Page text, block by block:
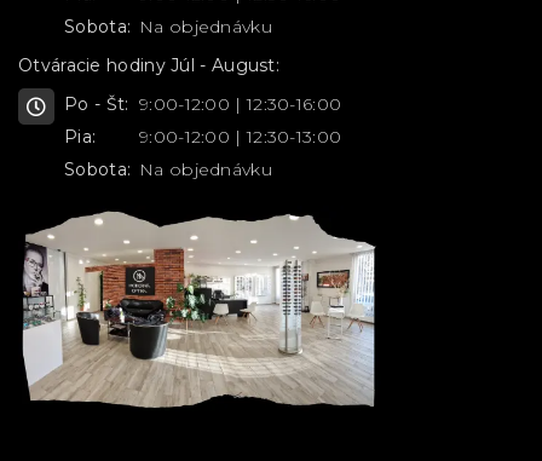
Sobota: Na objednávku
Otváracie hodiny Júl - August:
Po - Št: 9:00-12:00 | 12:30-16:00
Pia:
9:00-12:00 | 12:30-13:00
Sobota: Na objednávku